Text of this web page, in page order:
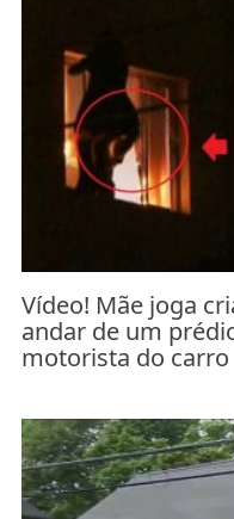
Vídeo! Mãe joga
andar de um
motorista do carro